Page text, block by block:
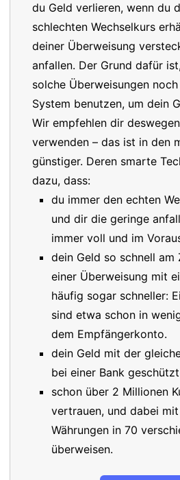
du Geld verlieren, wenn du
schlechten Wechselkurs
deiner Überweisung
anfallen. Der Grund dafür
solche Überweisungen
System benutzen, um dein
Wir empfehlen dir
verwenden – das ist in den
günstiger. Deren smarte
dazu, dass:
du immer den echten
und dir die geringe
immer voll und im
dein Geld so schnell am
einer Überweisung mit
häufig sogar schneller:
sind etwa schon in
dem Empfängerkonto.
dein Geld mit der
bei einer Bank
schon über 2 Millionen
vertrauen, und dabei
Währungen in 70
überweisen.